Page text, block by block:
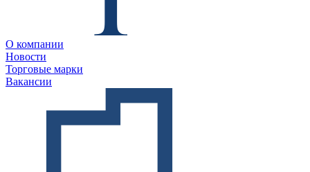
О компании
Новости
Торговые марки
Вакансии